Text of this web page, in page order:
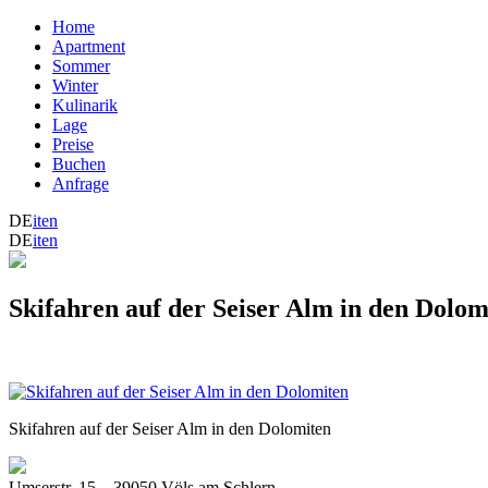
Home
Apartment
Sommer
Winter
Kulinarik
Lage
Preise
Buchen
Anfrage
DEiten
DEiten
Skifahren auf der Seiser Alm in den
Skifahren auf der Seiser Alm in den Dolomiten